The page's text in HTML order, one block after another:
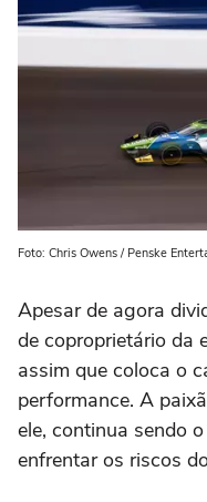
Foto: Chris Owens / Penske
Apesar de agora
de coproprietário da
assim que coloca o
performance. A
ele, continua sendo
enfrentar os riscos